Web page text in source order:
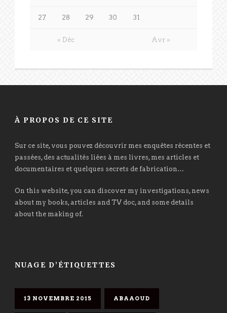
« Déc Avr »
27 28 29 30 31
À PROPOS DE CE SITE
Sur ce site, vous pouvez découvrir mes enquêtes récentes et
passées, des actualités liées à mes livres, mes articles et
documentaires et quelques secrets de fabrication…
On this website, you can discover my investigations, news
about my books, articles and TV doc, and some details
about the making of.
NUAGE D’ÉTIQUETTES
13 NOVEMBRE 2015 ABAAOUD